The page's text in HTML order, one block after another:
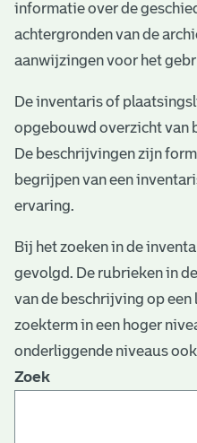
e
v
n
informatie over de
achtergronden van de
aanwijzingen voor het
De inventaris of
opgebouwd overzicht van
De beschrijvingen zijn
begrijpen van een
ervaring.
Bij het zoeken in de
gevolgd. De rubrieken in
van de beschrijving op
zoekterm in een hoger
onderliggende niveaus
Zoek